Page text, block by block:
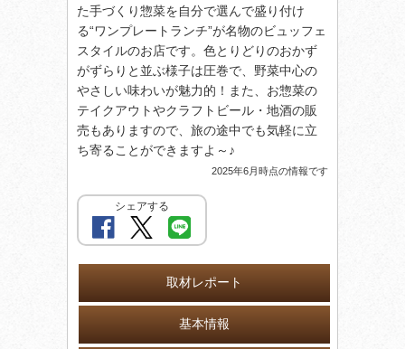
た手づくり惣菜を自分で選んで盛り付け
る“ワンプレートランチ”が名物のビュッフェ
スタイルのお店です。色とりどりのおかず
がずらりと並ぶ様子は圧巻で、野菜中心の
やさしい味わいが魅力的！また、お惣菜の
テイクアウトやクラフトビール・地酒の販
売もありますので、旅の途中でも気軽に立
ち寄ることができますよ～♪
2025年6月時点の情報です
シェアする
取材レポート
基本情報